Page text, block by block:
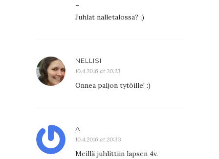
–
Juhlat nalletalossa? ;)
NELLISI
10.4.2016 at 20:23
Onnea paljon tytöille! :)
A
10.4.2016 at 20:33
Meillä juhlittiin lapsen 4v.